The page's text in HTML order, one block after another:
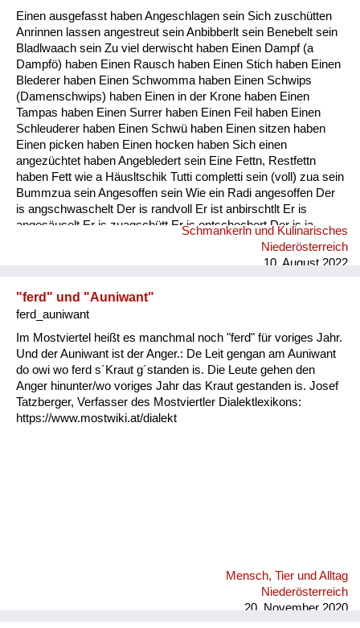
Natur und Landwirtschaft
Fluchen und Reden
Mensch, Tier und Alltag
Schmankerln und
Kulinarisches
Einen ausgefasst haben Angeschlagen sein Sich zuschütten
Anrinnen lassen angestreut sein Anbibberlt sein Benebelt sein
Bladlwaach sein Zu viel derwischt haben Einen Dampf (a
Dampfö) haben Einen Rausch haben Einen Stich haben Einen
Blederer haben Einen Schwomma haben Einen Schwips
(Damenschwips) haben Einen in der Krone haben Einen
Tampas haben Einen Surrer haben Einen Feil haben Einen
Schleuderer haben Einen Schwü haben Einen sitzen haben
Einen picken haben Einen hocken haben Sich einen
angezüchtet haben Angebledert sein Eine Fettn, Restfettn
haben Fett wie a Häusltschik Tutti completti sein (voll) zua sein
Bummzua sein Angesoffen sein Wie ein Radi angesoffen Der
is angschwaschelt Der is randvoll Er ist anbirschtlt Er is
angesäuselt Er is zuagschütt Er is ontschechert Der is ja
schon gaunz steif Der is steif (steifer Blick) Fett wie ein
Radierer Blunzenfett sein Angefüllt sein abgefüllt sein
Schmankerln und Kulinarisches
Niederösterreich
10. August 2022
"ferd" und "Auniwant"
ferd_auniwant
Im Mostviertel heißt es manchmal noch "ferd" für voriges Jahr.
Und der Auniwant ist der Anger.: De Leit gengan am Auniwant
do owi wo ferd s´Kraut g´standen is. Die Leute gehen den
Anger hinunter/wo voriges Jahr das Kraut gestanden is. Josef
Tatzberger, Verfasser des Mostviertler Dialektlexikons:
https://www.mostwiki.at/dialekt
Mensch, Tier und Alltag
Niederösterreich
20. November 2020